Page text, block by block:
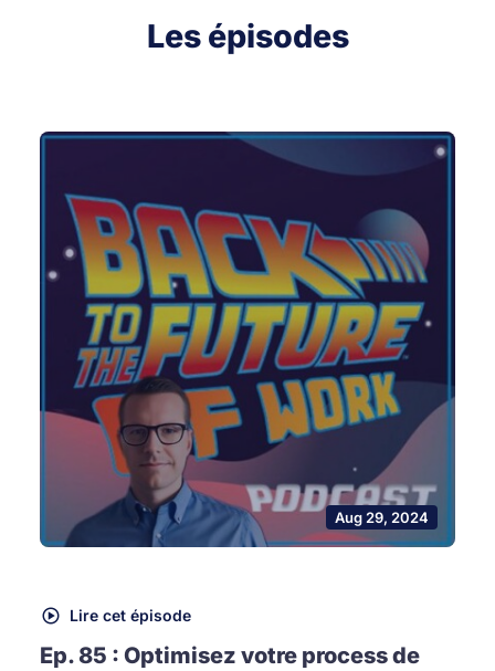
Les épisodes
Aug 29, 2024
Lire cet épisode
Ep. 85 : Optimisez votre process de